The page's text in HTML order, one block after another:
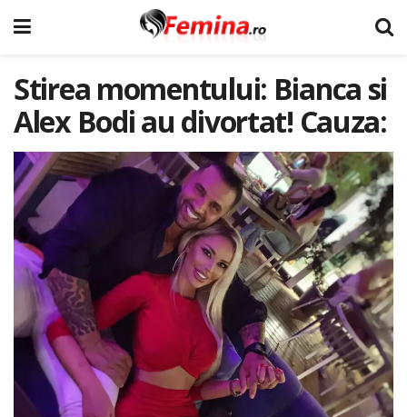
Stirea momentului: Bianca si
Alex Bodi au divortat! Cauza: